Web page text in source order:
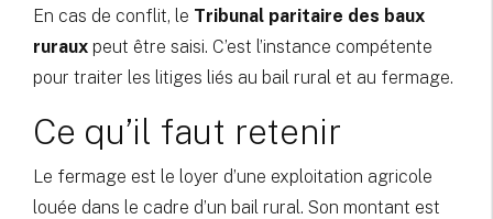
En cas de conflit, le Tribunal paritaire des baux
ruraux peut être saisi. C’est l’instance compétente
pour traiter les litiges liés au bail rural et au fermage.
Ce qu’il faut retenir
Le fermage est le loyer d’une exploitation agricole
louée dans le cadre d’un bail rural. Son montant est